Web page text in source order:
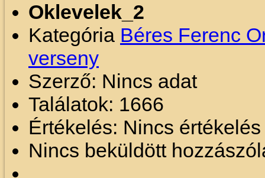
Oklevelek_2
Kategória Béres Ferenc
verseny
Szerző: Nincs adat
Találatok: 1666
Értékelés: Nincs
Nincs beküldött